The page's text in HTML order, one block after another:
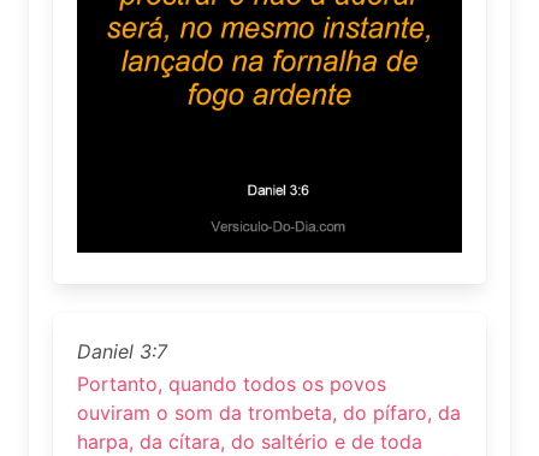
Daniel 3:7
Portanto, quando todos os povos
ouviram o som da trombeta, do pífaro, da
harpa, da cítara, do saltério e de toda